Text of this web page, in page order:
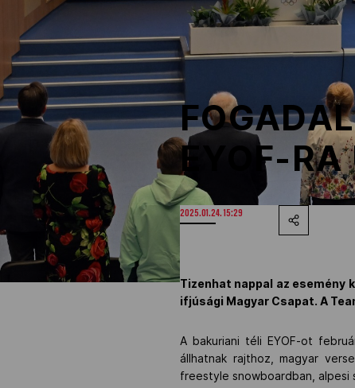
EYOF-RA
2025.01.24. 15:29
Tizenhat nappal az esemény
ifjúsági Magyar Csapat. A
A bakuriani téli EYOF-ot
állhatnak rajthoz, magyar
freestyle snowboardban, alpesi